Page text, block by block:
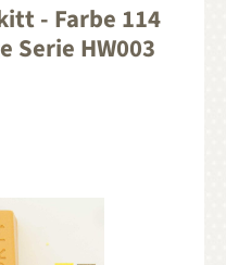
- Farbe 114
Serie HW003